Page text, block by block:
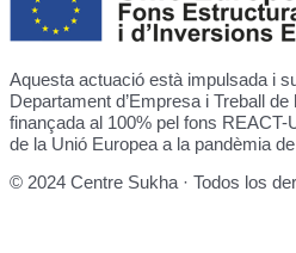
Aquesta actuació està impulsada i
Departament d’Empresa i Treball
finançada al 100% pel fons
de la Unió Europea a la pandèmia
© 2024 Centre Sukha · Todos los